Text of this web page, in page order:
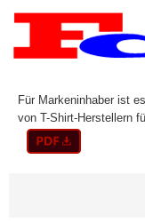
Für Markeninhaber ist
von T-Shirt-Herstellern